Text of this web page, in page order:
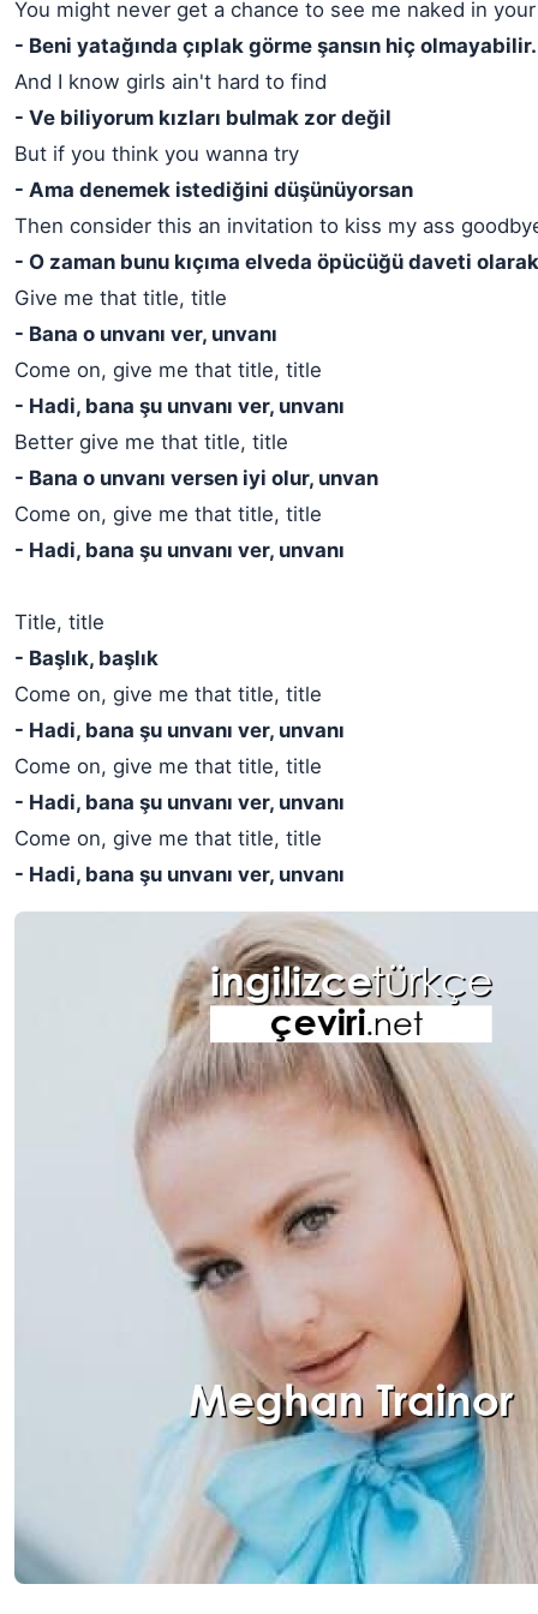
You might never get a chance to see me naked in
- Beni yatağında çıplak görme şansın hiç olmayabilir.
And I know girls ain't hard to find
- Ve biliyorum kızları bulmak zor değil
But if you think you wanna try
- Ama denemek istediğini düşünüyorsan
Then consider this an invitation to kiss my ass
- O zaman bunu kıçıma elveda öpücüğü daveti
Give me that title, title
- Bana o unvanı ver, unvanı
Come on, give me that title, title
- Hadi, bana şu unvanı ver, unvanı
Better give me that title, title
- Bana o unvanı versen iyi olur, unvan
Come on, give me that title, title
- Hadi, bana şu unvanı ver, unvanı
Title, title
- Başlık, başlık
Come on, give me that title, title
- Hadi, bana şu unvanı ver, unvanı
Come on, give me that title, title
- Hadi, bana şu unvanı ver, unvanı
Come on, give me that title, title
- Hadi, bana şu unvanı ver, unvanı